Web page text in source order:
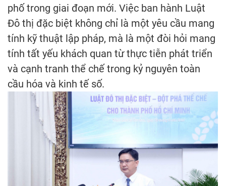
phố trong giai đoạn mới. Việc ban hành Luật
Đô thị đặc biệt không chỉ là một yêu cầu mang
tính kỹ thuật lập pháp, mà là một đòi hỏi mang
tính tất yếu khách quan từ thực tiễn phát triển
và cạnh tranh thể chế trong kỷ nguyên toàn
cầu hóa và kinh tế số.